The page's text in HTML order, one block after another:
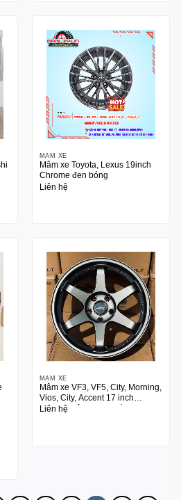
MÂM XE
Mâm xe Toyota, Lexus 19inch
Chrome đen bóng
Liên hệ
MÂM XE
Mâm xe VF3, VF5, City, Morning,
Vios, City, Accent 17 inch
thương hiệu SSW Thái
Liên hệ